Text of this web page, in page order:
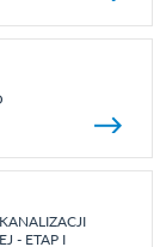
- ETAP I